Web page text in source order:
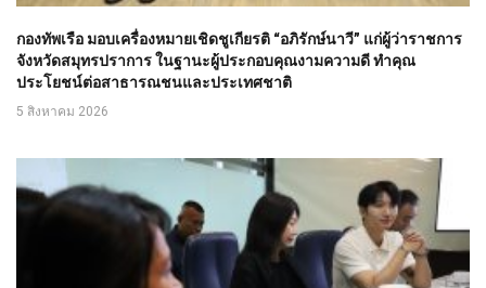
กองทัพเรือ มอบเครื่องหมายเชิดชูเกียรติ “อภิรักษ์นาวี” แก่ผู้ว่าราชการ
จังหวัดสมุทรปราการ ในฐานะผู้ประกอบคุณงามความดี ทำคุณ
ประโยชน์ต่อสาธารณชนและประเทศชาติ
5 สิงหาคม 2026